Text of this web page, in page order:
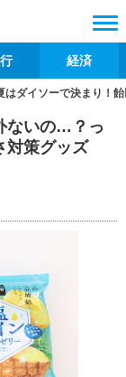
経済
はダイソーで決まり！
ないの…？っ
対策グッズ